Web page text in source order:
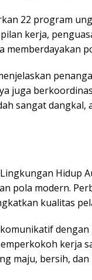
22 program
kerja,
memberdayakan
juga
sangat
Hidup
pola modern.
kualitas
kerja
maju, bersih,